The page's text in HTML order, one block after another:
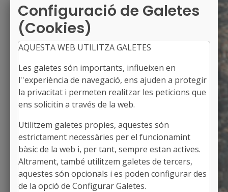
MONT-RAL
Alcalde: Francesc Xavier Pagès i Alonso
L'Alt Camp, Tarragona
Població: 174
Superfície: 34,65 km2
http://www.montral.altanet.org
Configuració de Galetes
(Cookies)
AQUESTA WEB UTILITZA GALETES
Les galetes són importants, influeixen en
l''experiència de navegació, ens ajuden a protegir
la privacitat i permeten realitzar les peticions que
ens solicitin a través de la web.
Utilitzem galetes propies, aquestes són
estrictament necessàries per el funcionamint
bàsic de la web i, per tant, sempre estan actives.
Altrament, també utilitzem galetes de tercers,
aquestes són opcionals i es poden configurar des
de la opció de Configurar Galetes.